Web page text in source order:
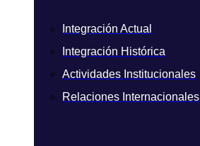
Integración Actual
Integración Histórica
Actividades Institucionales
Relaciones Internacionales